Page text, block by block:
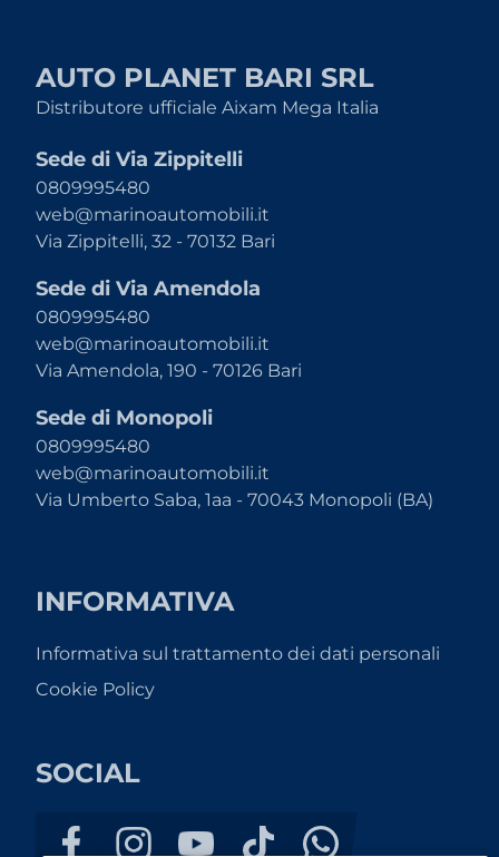
AUTO PLANET BARI SRL
Distributore ufficiale Aixam Mega Italia
Sede di Via Zippitelli
0809995480
web@marinoautomobili.it
Via Zippitelli, 32 - 70132 Bari
Sede di Via Amendola
0809995480
web@marinoautomobili.it
Via Amendola, 190 - 70126 Bari
Sede di Monopoli
0809995480
web@marinoautomobili.it
Via Umberto Saba, 1aa - 70043 Monopoli (BA)
INFORMATIVA
Informativa sul trattamento dei dati personali
Cookie Policy
SOCIAL